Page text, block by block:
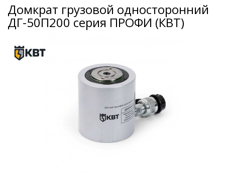
Домкрат грузовой односторонний
ДГ-50П200 серия ПРОФИ (КВТ)